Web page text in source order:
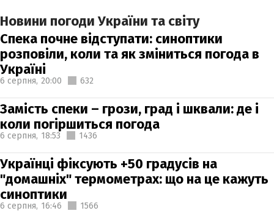
Новини погоди України та світу
Спека почне відступати: синоптики
розповіли, коли та як зміниться погода в
Україні
6 серпня, 20:00 632
Замість спеки – грози, град і шквали: де і
коли погіршиться погода
6 серпня, 18:53 1436
Українці фіксують +50 градусів на
"домашніх" термометрах: що на це кажуть
синоптики
6 серпня, 16:46 1566